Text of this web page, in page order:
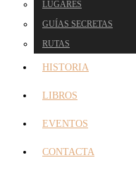
LUGARES
GUÍAS SECRETAS
RUTAS
HISTORIA
LIBROS
EVENTOS
CONTACTA